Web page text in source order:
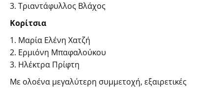
3. Τριαντάφυλλος Βλάχος
Κορίτσια
1. Μαρία Ελένη Χατζή
2. Ερμιόνη Μπαφαλούκου
3. Ηλέκτρα Πρίφτη
Με ολοένα μεγαλύτερη συμμετοχή, εξαιρετικές